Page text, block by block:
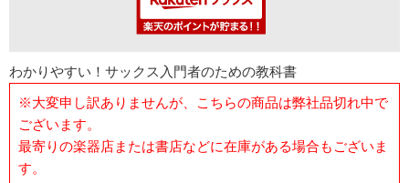
わかりやすい！サックス入門者のための教科書
※大変申し訳ありませんが、こちらの商品は弊社品切れ中で
ございます。
最寄りの楽器店または書店などに在庫がある場合もございま
す。